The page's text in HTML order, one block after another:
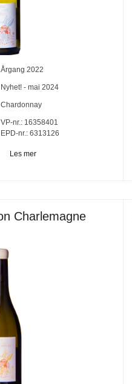
Årgang2022
Nyhet! - mai 2024
Chardonnay
VP-nr.: 16358401
EPD-nr.: 6313126
Les mer
Charlemagne